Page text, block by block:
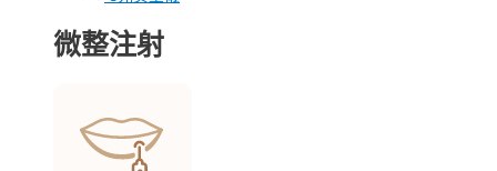
微整注射